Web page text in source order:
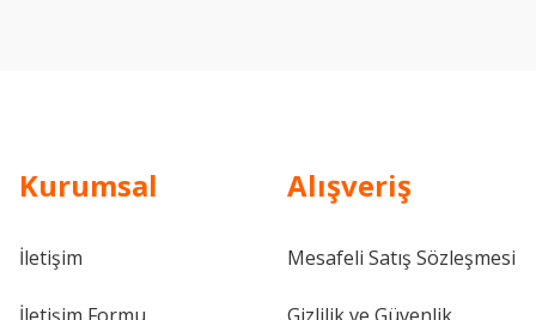
Kurumsal
İletişim
Alışveriş
Mesafeli Satış Sözleşmesi